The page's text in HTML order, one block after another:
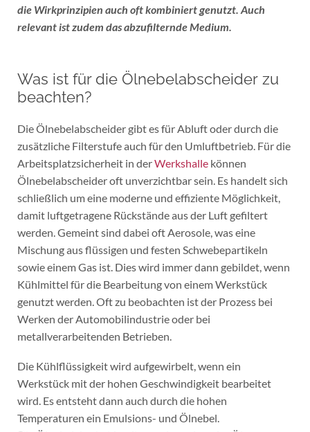
die Wirkprinzipien auch oft kombiniert genutzt. Auch
relevant ist zudem das abzufilternde Medium.
Was ist für die Ölnebelabscheider zu
beachten?
Die Ölnebelabscheider gibt es für Abluft oder durch die
zusätzliche Filterstufe auch für den Umluftbetrieb. Für die
Arbeitsplatzsicherheit in derWerkshallekönnen
Ölnebelabscheider oft unverzichtbar sein. Es handelt sich
schließlich um eine moderne und effiziente Möglichkeit,
damit luftgetragene Rückstände aus der Luft gefiltert
werden. Gemeint sind dabei oft Aerosole, was eine
Mischung aus flüssigen und festen Schwebepartikeln
sowie einem Gas ist. Dies wird immer dann gebildet, wenn
Kühlmittel für die Bearbeitung von einem Werkstück
genutzt werden. Oft zu beobachten ist der Prozess bei
Werken der Automobilindustrie oder bei
metallverarbeitenden Betrieben.
Die Kühlflüssigkeit wird aufgewirbelt, wenn ein
Werkstück mit der hohen Geschwindigkeit bearbeitet
wird. Es entsteht dann auch durch die hohen
Temperaturen ein Emulsions- und Ölnebel.